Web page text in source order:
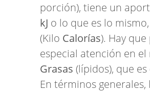
porción), tiene un
kJ o lo que es lo mismo,
(Kilo Calorías). Hay
especial atención en
Grasas (lípidos), que es
En términos generales,